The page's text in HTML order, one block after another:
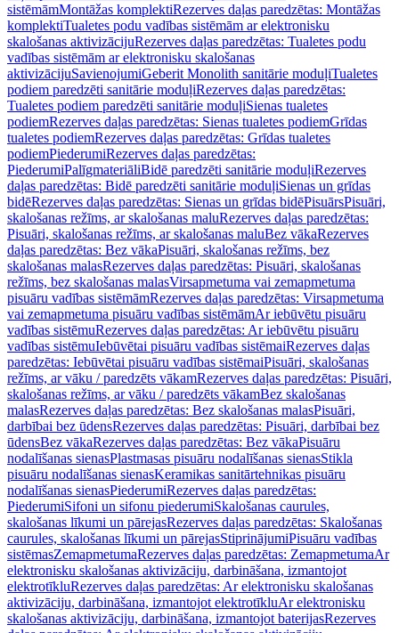
sistēmāmMontāžas komplektiRezerves daļas paredzētas: Montāžas
komplektiTualetes podu vadības sistēmām ar elektronisku
skalošanas aktivizācijuRezerves daļas paredzētas: Tualetes podu
vadības sistēmām ar elektronisku skalošanas
aktivizācijuSavienojumiGeberit Monolith sanitārie moduļiTualetes
podiem paredzēti sanitārie moduļiRezerves daļas paredzētas:
Tualetes podiem paredzēti sanitārie moduļiSienas tualetes
podiemRezerves daļas paredzētas: Sienas tualetes podiemGrīdas
tualetes podiemRezerves daļas paredzētas: Grīdas tualetes
podiemPiederumiRezerves daļas paredzētas:
PiederumiPalīgmateriāliBidē paredzēti sanitārie moduļiRezerves
daļas paredzētas: Bidē paredzēti sanitārie moduļiSienas un grīdas
bidēRezerves daļas paredzētas: Sienas un grīdas bidēPisuārsPisuāri,
skalošanas režīms, ar skalošanas maluRezerves daļas paredzētas:
Pisuāri, skalošanas režīms, ar skalošanas maluBez vākaRezerves
daļas paredzētas: Bez vākaPisuāri, skalošanas režīms, bez
skalošanas malasRezerves daļas paredzētas: Pisuāri, skalošanas
režīms, bez skalošanas malasVirsapmetuma vai zemapmetuma
pisuāru vadības sistēmāmRezerves daļas paredzētas: Virsapmetuma
vai zemapmetuma pisuāru vadības sistēmāmAr iebūvētu pisuāru
vadības sistēmuRezerves daļas paredzētas: Ar iebūvētu pisuāru
vadības sistēmuIebūvētai pisuāru vadības sistēmaiRezerves daļas
paredzētas: Iebūvētai pisuāru vadības sistēmaiPisuāri, skalošanas
režīms, ar vāku / paredzēts vākamRezerves daļas paredzētas: Pisuāri,
skalošanas režīms, ar vāku / paredzēts vākamBez skalošanas
malasRezerves daļas paredzētas: Bez skalošanas malasPisuāri,
darbībai bez ūdensRezerves daļas paredzētas: Pisuāri, darbībai bez
ūdensBez vākaRezerves daļas paredzētas: Bez vākaPisuāru
nodalīšanas sienasPlastmasas pisuāru nodalīšanas sienasStikla
pisuāru nodalīšanas sienasKeramikas sanitārtehnikas pisuāru
nodalīšanas sienasPiederumiRezerves daļas paredzētas:
PiederumiSifoni un sifonu piederumiSkalošanas caurules,
skalošanas līkumi un pārejasRezerves daļas paredzētas: Skalošanas
caurules, skalošanas līkumi un pārejasStiprinājumiPisuāru vadības
sistēmasZemapmetumaRezerves daļas paredzētas: ZemapmetumaAr
elektronisku skalošanas aktivizāciju, darbināšana, izmantojot
elektrotīkluRezerves daļas paredzētas: Ar elektronisku skalošanas
aktivizāciju, darbināšana, izmantojot elektrotīkluAr elektronisku
skalošanas aktivizāciju, darbināšana, izmantojot baterijasRezerves